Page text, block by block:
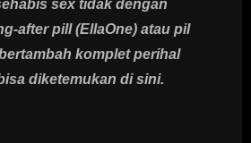
sex tidak dengan
after pill (EllaOne) atau pil
komplet perihal
diketemukan di sini.